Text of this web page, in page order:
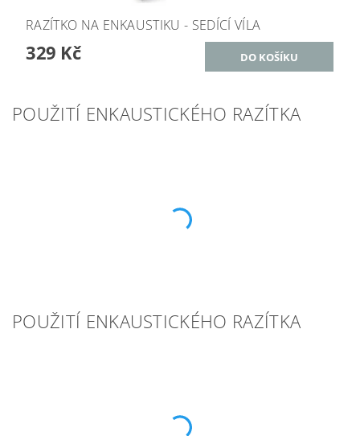
RAZÍTKO NA ENKAUSTIKU - SEDÍCÍ VÍLA
329 Kč
POUŽITÍ ENKAUSTICKÉHO RAZÍTKA
POUŽITÍ ENKAUSTICKÉHO RAZÍTKA